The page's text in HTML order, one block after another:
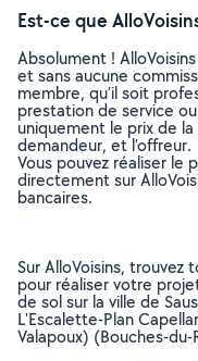
Est-ce que
Absolument !
et sans aucune
membre, qu’il soit
prestation de service
uniquement le prix de
demandeur, et l’offreur.
Vous pouvez réaliser le
directement sur
bancaires.
Sur AlloVoisins,
pour réaliser votre
de sol sur la ville de
L'Escalette-Plan
Valapoux) (Bouches-du-